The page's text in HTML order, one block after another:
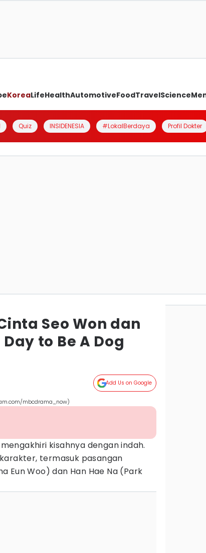
KoreaLifeHealthAutomotiveFoodTravelScience
Quiz INSIDENESIA #LokalBerdaya Profil Dokter
Seo Won dan
to Be A Dog
Add Us on Google
mbcdrama_now)
kisahnya dengan indah.
termasuk pasangan
Eun Woo) dan Han Hae Na (Park